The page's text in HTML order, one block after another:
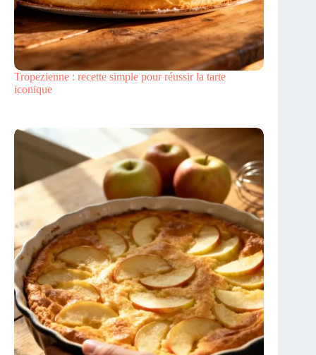
Tropezienne : recette simple pour réussir la tarte
iconique